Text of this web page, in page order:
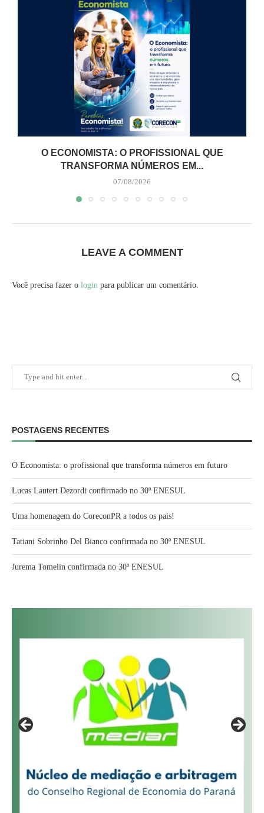
O ECONOMISTA: O PROFISSIONAL QUE
TRANSFORMA NÚMEROS EM...
07/08/2026
LEAVE A COMMENT
Você precisa fazer o login para publicar um comentário.
POSTAGENS RECENTES
O Economista: o profissional que transforma números em futuro
Lucas Lautert Dezordi confirmado no 30º ENESUL
Uma homenagem do CoreconPR a todos os pais!
Tatiani Sobrinho Del Bianco confirmada no 30º ENESUL
Jurema Tomelin confirmada no 30º ENESUL